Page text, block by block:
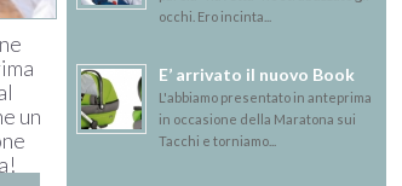
un
occhi. Ero incinta...
E’ arrivato il nuovo Book
L'abbiamo presentato in anteprima
in occasione della Maratona sui
Tacchi e torniamo...